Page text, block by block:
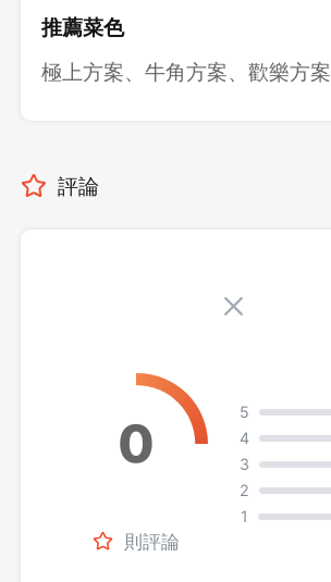
推薦菜色
極上方案、牛角方案、歡樂方案
評論
則評論
5
4
3
2
1